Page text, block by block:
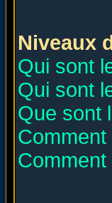
Niveaux
Qui sont
Qui sont
Que sont